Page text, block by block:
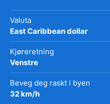
Valuta
East Caribbean dollar
Kjøreretning
Venstre
Beveg deg raskt i byen
32 km/h